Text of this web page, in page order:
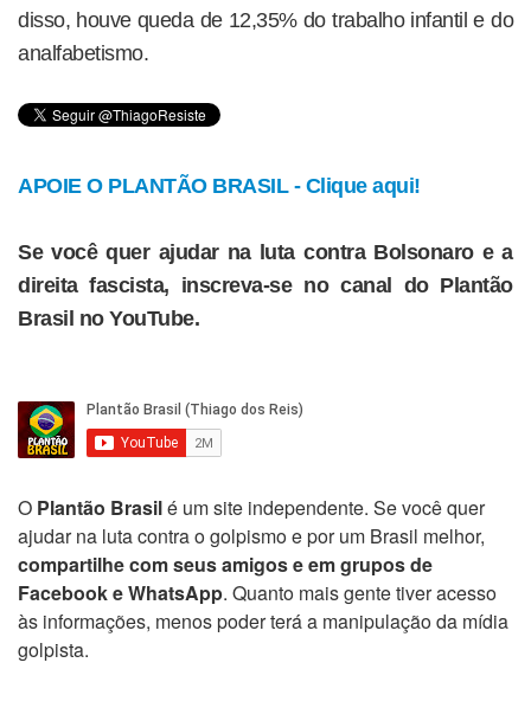
disso, houve queda de 12,35% do trabalho infantil e do
analfabetismo.
APOIE O PLANTÃO BRASIL - Clique aqui!
Se você quer ajudar na luta contra Bolsonaro e a
direita fascista, inscreva-se no canal do Plantão
Brasil no YouTube.
O Plantão Brasilé um site independente. Se você quer
ajudar na luta contra o golpismo e por um Brasil melhor,
compartilhe com seus amigos e em grupos de
Facebook e WhatsApp. Quanto mais gente tiver acesso
às informações, menos poder terá a manipulação da mídia
golpista.